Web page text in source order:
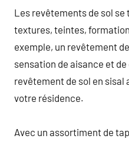
Les revêtements de sol
textures, teintes,
exemple, un revêtement
sensation de aisance et de
revêtement de sol en
votre résidence.
Avec un assortiment de